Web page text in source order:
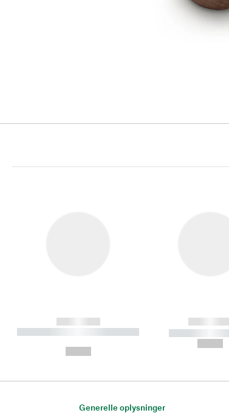
------------
----------- ----------- ----------
-----------
Generelle oplysninger